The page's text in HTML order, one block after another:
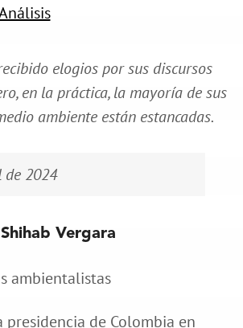
elogios por sus discursos
en la práctica, la mayoría de sus
ambiente están estancadas.
2024
Vergara
presidencia de Colombia en